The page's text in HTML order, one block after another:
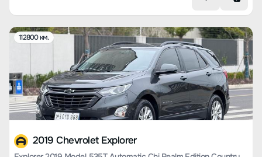
112800 км.
2019 Chevrolet Explorer